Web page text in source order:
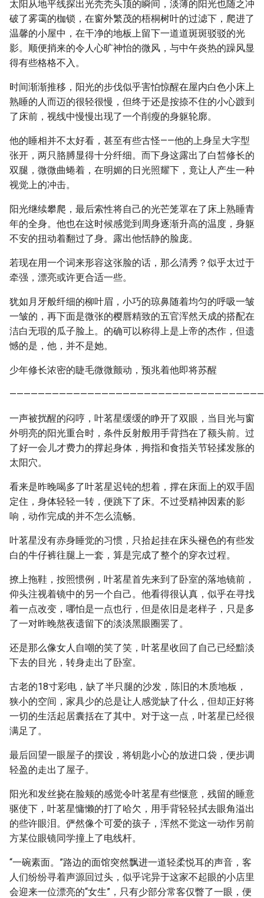
太阳从地平线探出光秃秃头顶的瞬间，淡薄的阳光也随之冲
破了雾霭的枷锁，在窗外繁茂的梧桐树叶的过滤下，爬进了
温馨的小屋中，在干净的地板上留下一道道斑斑驳驳的光
影。顺便捎来的令人心旷神怡的微风，与中午炎热的躁风显
得有些格格不入。
时间渐渐推移，阳光的步伐似乎害怕惊醒在屋内白色小床上
熟睡的人而迈的很轻很慢，但终于还是按捺不住的小心踱到
了床前，视线中慢慢出现了一个削瘦的身躯轮廓。
他的睡相并不太好看，甚至有些古怪——他的上身呈大字型
张开，两只胳膊显得十分纤细。而下身这露出了白皙修长的
双腿，微微曲蜷着，在明媚的日光照耀下，竟让人产生一种
视觉上的冲击。
阳光继续攀爬，最后索性将自己的光芒笼罩在了床上熟睡青
年的全身。他也在这时候感觉到周身逐渐升高的温度，身躯
不安的扭动着翻过了身。露出他恬静的脸庞。
若现在用一个词来形容这张脸的话，那么清秀？似乎太过于
牵强，漂亮或许更合适一些。
犹如月牙般纤细的柳叶眉，小巧的琼鼻随着均匀的呼吸一皱
一皱的，再下面是微张的樱唇精致的五官浑然天成的搭配在
洁白无瑕的瓜子脸上。的确可以称得上是上帝的杰作，但遗
憾的是，他，并不是她。
少年修长浓密的睫毛微微颤动，预兆着他即将苏醒
一声被扰醒的闷哼，叶茗星缓缓的睁开了双眼，当目光与窗
外明亮的阳光重合时，条件反射般用手背挡在了额头前。过
了好一会儿才费力的撑起身体，拇指和食指关节轻揉发胀的
太阳穴。
看来是昨晚喝多了叶茗星迟钝的想着，撑在床面上的双手固
定住，身体轻轻一转，便跳下了床。不过受精神因素的影
响，动作完成的并不怎么流畅。
叶茗星没有赤身睡觉的习惯，只拾起挂在床头褪色的有些发
白的牛仔裤往腿上一套，算是完成了整个的穿衣过程。
撩上拖鞋，按照惯例，叶茗星首先来到了卧室的落地镜前，
仰头注视着镜中的另一个自己。他看得很认真，似乎在寻找
着一点改变，哪怕是一点也行，但是依旧是老样子，只是多
了一对昨晚熬夜遗留下的淡淡黑眼圈罢了。
还是那么像女人自嘲的笑了笑，叶茗星收回了自己已经黯淡
下去的目光，转身走出了卧室。
古老的18寸彩电，缺了半只腿的沙发，陈旧的木质地板，
狭小的空间，家具少的总是让人感觉缺了什么，但却正好将
一切的生活起居囊括在了其中。对于这一点，叶茗星已经很
满足了。
最后回望一眼屋子的摆设，将钥匙小心的放进口袋，便步调
轻盈的走出了屋子。
阳光和发丝挠在脸颊的感觉令叶茗星有些惬意，残留的睡意
驱使下，叶茗星慵懒的打了哈欠，用手背轻轻拭去眼角溢出
的些许眼泪。俨然像个可爱的孩子，浑然不觉这一动作另前
方某位眼镜同学撞上了电线杆。
“一碗素面。”路边的面馆突然飘进一道轻柔悦耳的声音，客
人们纷纷寻着声源回过头，似乎诧异于这家不起眼的小店里
会迎来一位漂亮的“女生”，只有少部分常客仅瞥了一眼，便